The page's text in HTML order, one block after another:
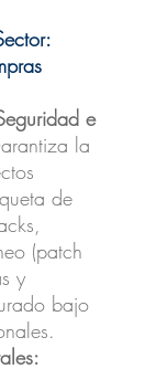
e
la
de
(patch
y
bajo